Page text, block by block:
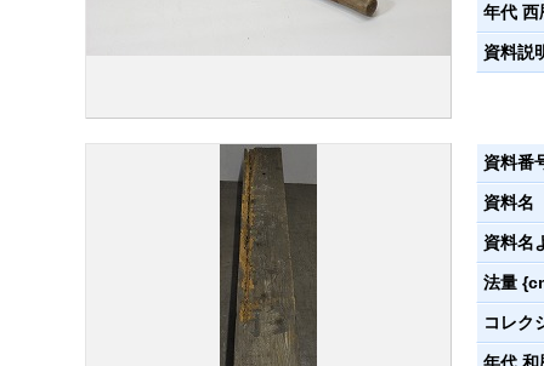
年代 西
資料説
資料番
資料名
資料名
法量
コレク